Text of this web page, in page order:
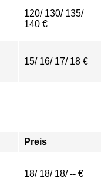
120/ 130/ 135/
140 €
15/ 16/ 17/ 18 €
Preis
18/ 18/ 18/ -- €